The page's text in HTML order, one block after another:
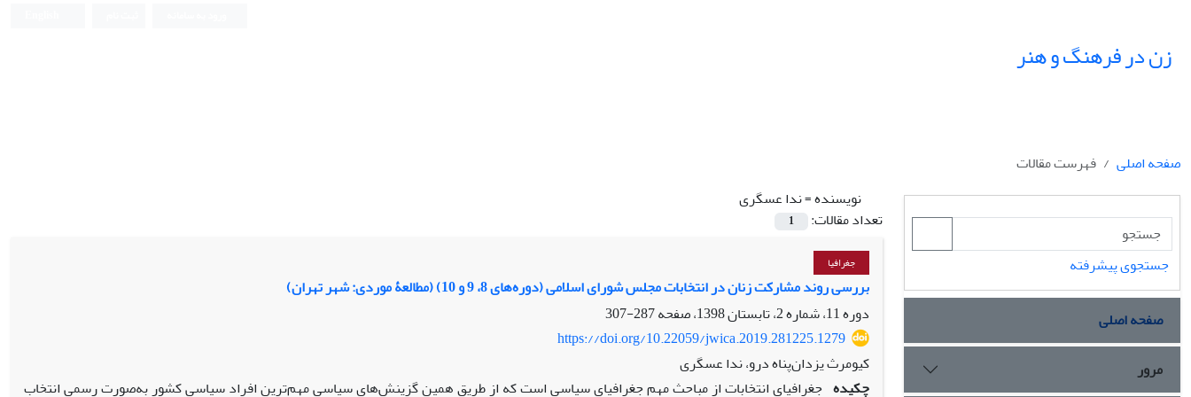
زن در فرهنگ و هنر
صفحه اصلی
فهرست مقالات
نویسنده =ندا عسگری
تعداد مقالات:
1
جغرافیا
بررسی روند مشارکت زنان در انتخابات مجلس شورای اسلامی (دوره‌های 8، 9 و 10) (مطالعۀ موردی: شهر تهران)
دوره 11، شماره 2، تابستان 1398، صفحه
287-307
https://doi.org/10.22059/jwica.2019.281225.1279
کیومرث یزدان‌پناه درو، ندا عسگری
چکیده جغرافیای انتخابات از مباحث مهم‌ جغرافیای سیاسی است که از طریق همین گزینش‌های سیاسی مهم‌ترین افراد سیاسی کشور به‌صورت رسمی انتخاب
جستجوی پیشرفته
صفحه اصلی
مرور